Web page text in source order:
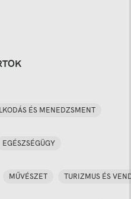
ÉS MENEDZSMENT
EGÉSZSÉGÜGY
MŰVÉSZET TURIZMUS ÉS